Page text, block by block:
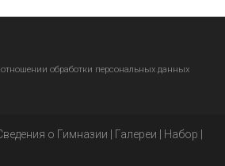
обработки персональных данных
о Гимназии Галереи Набор